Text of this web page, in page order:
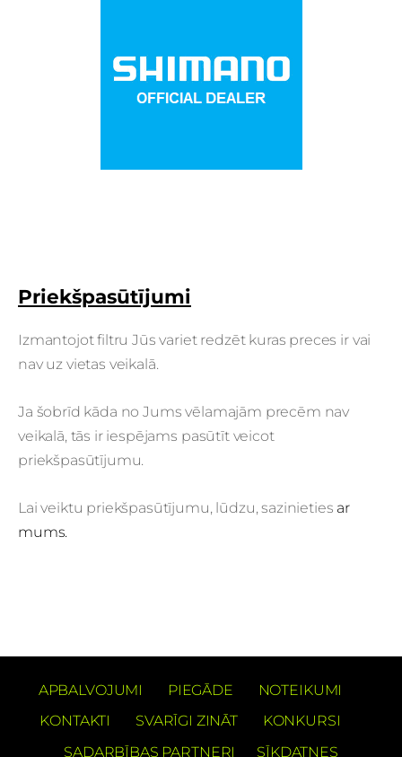
Priekšpasūtījumi
Izmantojot filtru Jūs variet redzēt kuras preces ir vai
nav uz vietas veikalā.
Ja šobrīd kāda no Jums vēlamajām precēm nav
veikalā, tās ir iespējams pasūtīt veicot
priekšpasūtījumu.
Lai veiktu priekšpasūtījumu, lūdzu, sazinieties ar
mums.
APBALVOJUMI PIEGĀDE
NOTEIKUMI
KONTAKTI
SVARĪGI ZINĀT
KONKURSI
SADARBĪBAS PARTNERI
SĪKDATNES